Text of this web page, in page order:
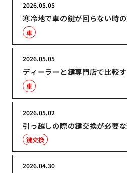
寒冷地で車の鍵が回らない時
2026.05.05
車
ディーラーと鍵専門店で比較
2026.05.05
車
引っ越しの際の鍵交換が必要
2026.05.02
鍵交換
2026.04.30